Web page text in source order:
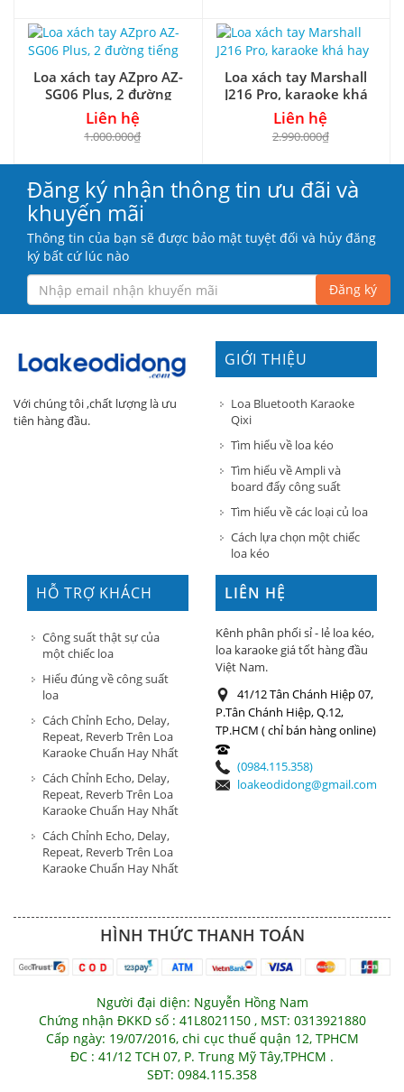
Loa xách tay AZpro AZ-
SG06 Plus, 2 đường
tiếng
Liên hệ
1.000.000₫
Loa xách tay Marshall
J216 Pro, karaoke khá
hay
Liên hệ
2.990.000₫
Đăng ký nhận thông tin ưu đãi và
khuyến mãi
Thông tin của bạn sẽ được bảo mật tuyệt đối và hủy đăng
ký bất cứ lúc nào
Đăng ký
Với chúng tôi ,chất lượng là ưu
tiên hàng đầu.
GIỚI THIỆU
Loa Bluetooth Karaoke
Qixi
Tìm hiểu về loa kéo
Tìm hiểu về Ampli và
board đẩy công suất
Tìm hiểu về các loại củ loa
Cách lựa chọn một chiếc
loa kéo
HỖ TRỢ KHÁCH
HÀNG
Công suất thật sự của
một chiếc loa
Hiểu đúng về công suất
loa
Cách Chỉnh Echo, Delay,
Repeat, Reverb Trên Loa
Karaoke Chuẩn Hay Nhất
Cách Chỉnh Echo, Delay,
Repeat, Reverb Trên Loa
Karaoke Chuẩn Hay Nhất
Cách Chỉnh Echo, Delay,
Repeat, Reverb Trên Loa
Karaoke Chuẩn Hay Nhất
LIÊN HỆ
Kênh phân phối sỉ - lẻ loa kéo,
loa karaoke giá tốt hàng đầu
Việt Nam.
41/12 Tân Chánh Hiệp 07,
P.Tân Chánh Hiệp, Q.12,
TP.HCM ( chỉ bán hàng online)
(0984.115.358)
loakeodidong@gmail.com
HÌNH THỨC THANH TOÁN
Người đại diện: Nguyễn Hồng Nam
Chứng nhận ĐKKD số : 41L8021150 , MST: 0313921880
Cấp ngày: 19/07/2016, chi cục thuế quận 12, TPHCM
ĐC : 41/12 TCH 07, P. Trung Mỹ Tây,TPHCM .
SĐT: 0984.115.358